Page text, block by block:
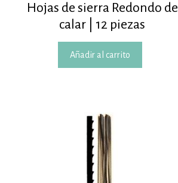
Hojas de sierra Redondo de
calar | 12 piezas
Añadir al carrito